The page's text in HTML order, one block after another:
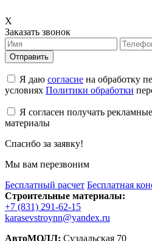
X
Заказать звонок
Отправить
Я даю согласие на обработку
условиях Политики обработки
Я согласен получать
материалы
Спасибо за заявку!
Мы вам перезвоним
Бесплатный расчет Бесплатная
Строительные материалы:
+7 (831) 291-62-15
karasevstroynn@yandex.ru
АвтоМОЛЛ: Суздальская 70